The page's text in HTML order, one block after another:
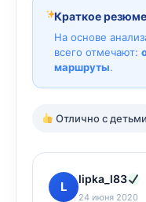
Краткое
На основе
всего отмечают:
маршруты.
Отлично с детьми
L
lipka_l83
24 июня 2020